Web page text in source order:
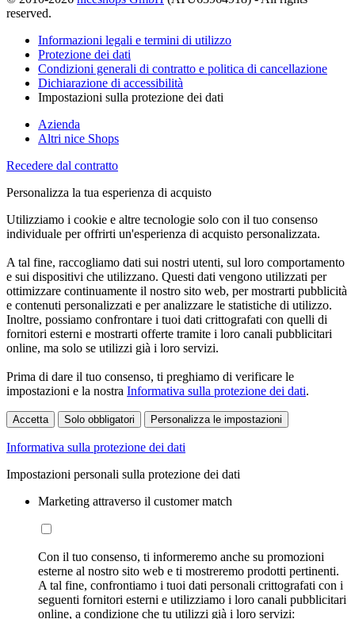
reserved.
Informazioni legali e termini di utilizzo
Protezione dei dati
Condizioni generali di contratto e politica di cancellazione
Dichiarazione di accessibilità
Impostazioni sulla protezione dei dati
Azienda
Altri nice Shops
Recedere dal contratto
Personalizza la tua esperienza di acquisto
Utilizziamo i cookie e altre tecnologie solo con il tuo consenso
individuale per offrirti un'esperienza di acquisto personalizzata.
A tal fine, raccogliamo dati sui nostri utenti, sul loro comportamento
e sui dispositivi che utilizzano. Questi dati vengono utilizzati per
ottimizzare continuamente il nostro sito web, per mostrarti pubblicità
e contenuti personalizzati e per analizzare le statistiche di utilizzo.
Inoltre, possiamo confrontare i tuoi dati crittografati con quelli di
fornitori esterni e mostrarti offerte tramite i loro canali pubblicitari
online, ma solo se utilizzi già i loro servizi.
Prima di dare il tuo consenso, ti preghiamo di verificare le
impostazioni e la nostra Informativa sulla protezione dei dati.
Accetta Solo obbligatori Personalizza le impostazioni
Informativa sulla protezione dei dati
Impostazioni personali sulla protezione dei dati
Marketing attraverso il customer match
Con il tuo consenso, ti informeremo anche su promozioni
esterne al nostro sito web e ti mostreremo prodotti pertinenti.
A tal fine, confrontiamo i tuoi dati personali crittografati con i
seguenti fornitori esterni e utilizziamo i loro canali pubblicitari
online, a condizione che tu utilizzi già i loro servizi: